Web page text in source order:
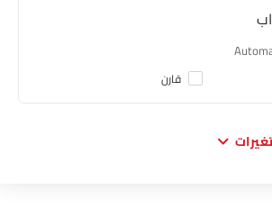
قارن